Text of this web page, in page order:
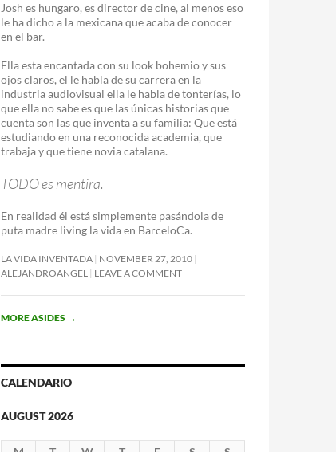
Josh es hungaro, es director de cine, al menos eso
le ha dicho a la mexicana que acaba de conocer
en el bar.
Ella esta encantada con su look bohemio y sus
ojos claros, el le habla de su carrera en la
industria audiovisual ella le habla de tonterías, lo
que ella no sabe es que las únicas historias que
cuenta son las que inventa a su familia: Que está
estudiando en una reconocida academia, que
trabaja y que tiene novia catalana.
TODO es mentira.
En realidad él está simplemente pasándola de
puta madre living la vida en BarceloCa.
LA VIDA INVENTADA NOVEMBER 27, 2010
ALEJANDROANGEL LEAVE A COMMENT
MORE ASIDES →
CALENDARIO
AUGUST 2026